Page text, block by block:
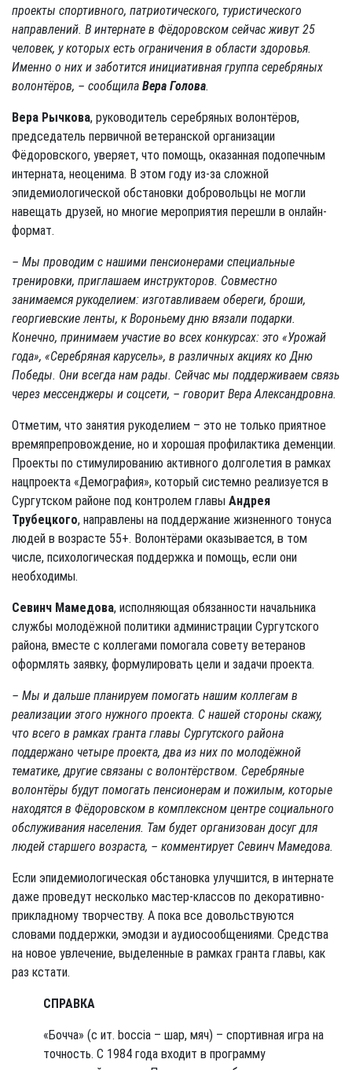
проекты спортивного, патриотического, туристического
направлений. В интернате в Фёдоровском сейчас живут 25
человек, у которых есть ограничения в области здоровья.
Именно о них и заботится инициативная группа серебряных
волонтёров, – сообщила Вера Голова.
Вера Рычкова, руководитель серебряных волонтёров,
председатель первичной ветеранской организации
Фёдоровского, уверяет, что помощь, оказанная подопечным
интерната, неоценима. В этом году из-за сложной
эпидемиологической обстановки добровольцы не могли
навещать друзей, но многие мероприятия перешли в онлайн-
формат.
– Мы проводим с нашими пенсионерами специальные
тренировки, приглашаем инструкторов. Совместно
занимаемся рукоделием: изготавливаем обереги, броши,
георгиевские ленты, к Вороньему дню вязали подарки.
Конечно, принимаем участие во всех конкурсах: это «Урожай
года», «Серебряная карусель», в различных акциях ко Дню
Победы. Они всегда нам рады. Сейчас мы поддерживаем связь
через мессенджеры и соцсети, – говорит Вера Александровна.
Отметим, что занятия рукоделием – это не только приятное
времяпрепровождение, но и хорошая профилактика деменции.
Проекты по стимулированию активного долголетия в рамках
нацпроекта «Демография», который системно реализуется в
Сургутском районе под контролем главы Андрея
Трубецкого, направлены на поддержание жизненного тонуса
людей в возрасте 55+. Волонтёрами оказывается, в том
числе, психологическая поддержка и помощь, если они
необходимы.
Севинч Мамедова, исполняющая обязанности начальника
службы молодёжной политики администрации Сургутского
района, вместе с коллегами помогала совету ветеранов
оформлять заявку, формулировать цели и задачи проекта.
– Мы и дальше планируем помогать нашим коллегам в
реализации этого нужного проекта. С нашей стороны скажу,
что всего в рамках гранта главы Сургутского района
поддержано четыре проекта, два из них по молодёжной
тематике, другие связаны с волонтёрством. Серебряные
волонтёры будут помогать пенсионерам и пожилым, которые
находятся в Фёдоровском в комплексном центре социального
обслуживания населения. Там будет организован досуг для
людей старшего возраста, – комментирует Севинч Мамедова.
Если эпидемиологическая обстановка улучшится, в интернате
даже проведут несколько мастер-классов по декоративно-
прикладному творчеству. А пока все довольствуются
словами поддержки, эмодзи и аудиосообщениями. Средства
на новое увлечение, выделенные в рамках гранта главы, как
раз кстати.
СПРАВКА
«Бочча» (с ит. boccia – шар, мяч) – спортивная игра на
точность. С 1984 года входит в программу